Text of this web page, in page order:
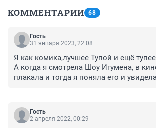
КОММЕНТАРИИ 68
Гость
31 января 2023, 22:08
Я как комика,лучшее Тупой и ещё
А когда я смотрела Шоу Игумена, в
плакала и тогда я поняла его и
Гость
2 апреля 2022, 00:29